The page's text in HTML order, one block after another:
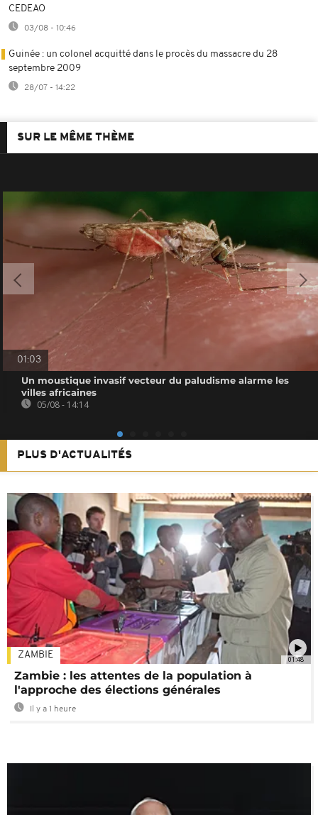
CEDEAO
03/08 - 10:46
Guinée : un colonel acquitté dans le procès du massacre du 28
septembre 2009
28/07 - 14:22
SUR LE MÊME THÈME
01:03
Un moustique invasif vecteur du paludisme alarme les
villes africaines
05/08 - 14:14
PLUS D'ACTUALITÉS
01:48
ZAMBIE
Zambie : les attentes de la population à
l'approche des élections générales
Il y a 1 heure